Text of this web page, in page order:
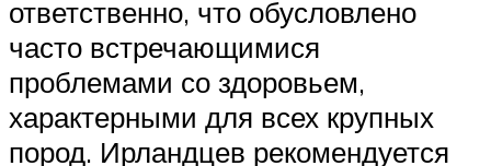
ответственно, что обусловлено
часто встречающимися
проблемами со здоровьем,
характерными для всех крупных
пород. Ирландцев рекомендуется